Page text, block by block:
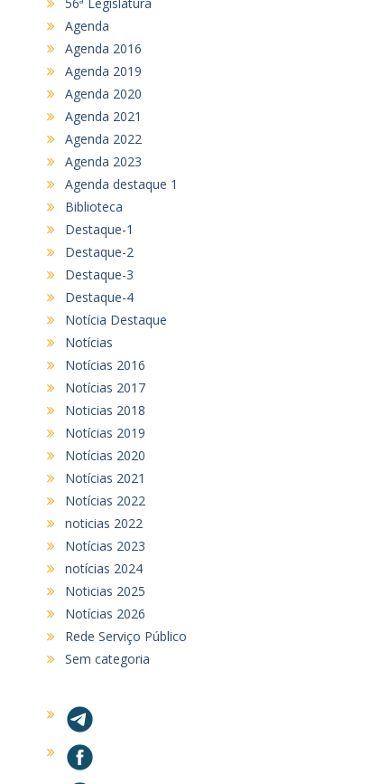
Agenda
Agenda 2016
Agenda 2019
Agenda 2020
Agenda 2021
Agenda 2022
Agenda 2023
Agenda destaque 1
Biblioteca
Destaque-1
Destaque-2
Destaque-3
Destaque-4
Notícia Destaque
Notícias
Notícias 2016
Notícias 2017
Noticias 2018
Notícias 2019
Notícias 2020
Notícias 2021
Notícias 2022
noticias 2022
Notícias 2023
notícias 2024
Noticias 2025
Notícias 2026
Rede Serviço Público
Sem categoria